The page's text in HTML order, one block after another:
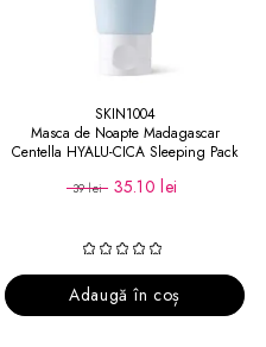
SKIN1004
Masca de Noapte Madagascar
Centella HYALU-CICA Sleeping Pack
39 lei 35.10 lei
Adaugă în coș